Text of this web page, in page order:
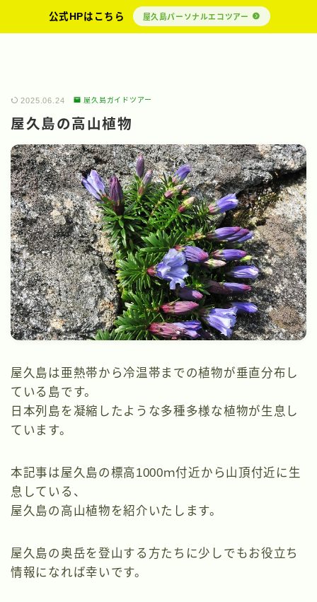
公式HPはこちら 屋久島パーソナルエコツアー
2025.06.24 屋久島ガイドツアー
屋久島の高山植物
屋久島は亜熱帯から冷温帯までの植物が垂直分布し
ている島です。
日本列島を凝縮したような多種多様な植物が生息し
ています。
本記事は屋久島の標高1000ｍ付近から山頂付近に生
息している、
屋久島の高山植物を紹介いたします。
屋久島の奥岳を登山する方たちに少しでもお役立ち
情報になれば幸いです。